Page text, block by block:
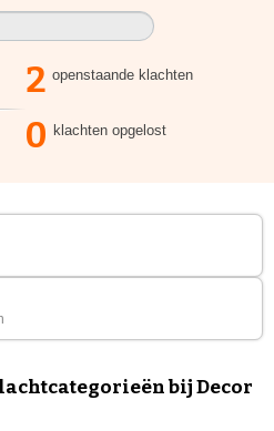
2 openstaande klachten
0 klachten opgelost
bij Decor